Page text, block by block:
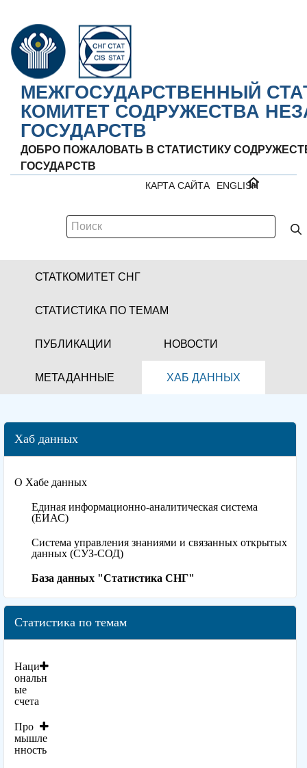
МЕЖГОСУДАРСТВЕННЫЙ
КОМИТЕТ СОДРУЖЕСТВА
ГОСУДАРСТВ
ДОБРО ПОЖАЛОВАТЬ В СТАТИСТИКУ
ГОСУДАРСТВ
ENGLISH
КАРТА САЙТА
СТАТКОМИТЕТ СНГ
СТАТИСТИКА ПО ТЕМАМ
ПУБЛИКАЦИИ НОВОСТИ
МЕТАДАННЫЕ ХАБ ДАННЫХ
Хаб данных
О Хабе данных
Единая информационно-аналитическая система
(ЕИАС)
Система управления знаниями и связанных открытых
данных (СУЗ-СОД)
База данных "Статистика СНГ"
Статистика по темам
Наци
ональн
ые
счета
Про
мышле
нность